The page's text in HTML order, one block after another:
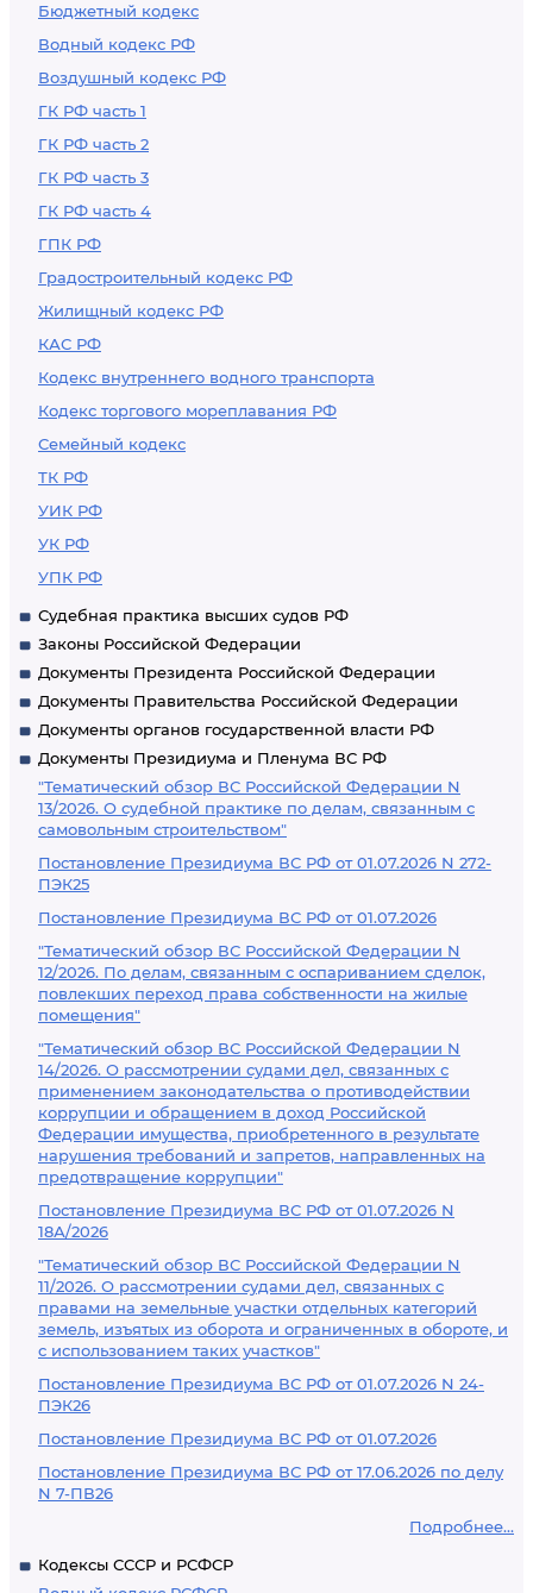
Бюджетный кодекс
Водный кодекс РФ
Воздушный кодекс РФ
ГК РФ часть 1
ГК РФ часть 2
ГК РФ часть 3
ГК РФ часть 4
ГПК РФ
Градостроительный кодекс РФ
Жилищный кодекс РФ
КАС РФ
Кодекс внутреннего водного транспорта
Кодекс торгового мореплавания РФ
Семейный кодекс
ТК РФ
УИК РФ
УК РФ
УПК РФ
Судебная практика высших судов РФ
Законы Российской Федерации
Документы Президента Российской Федерации
Документы Правительства Российской Федерации
Документы органов государственной власти РФ
Документы Президиума и Пленума ВС РФ
"Тематический обзор ВС Российской Федерации N
13/2026. О судебной практике по делам, связанным с
самовольным строительством"
Постановление Президиума ВС РФ от 01.07.2026 N 272-
ПЭК25
Постановление Президиума ВС РФ от 01.07.2026
"Тематический обзор ВС Российской Федерации N
12/2026. По делам, связанным с оспариванием сделок,
повлекших переход права собственности на жилые
помещения"
"Тематический обзор ВС Российской Федерации N
14/2026. О рассмотрении судами дел, связанных с
применением законодательства о противодействии
коррупции и обращением в доход Российской
Федерации имущества, приобретенного в результате
нарушения требований и запретов, направленных на
предотвращение коррупции"
Постановление Президиума ВС РФ от 01.07.2026 N
18А/2026
"Тематический обзор ВС Российской Федерации N
11/2026. О рассмотрении судами дел, связанных с
правами на земельные участки отдельных категорий
земель, изъятых из оборота и ограниченных в обороте, и
с использованием таких участков"
Постановление Президиума ВС РФ от 01.07.2026 N 24-
ПЭК26
Постановление Президиума ВС РФ от 01.07.2026
Постановление Президиума ВС РФ от 17.06.2026 по делу
N 7-ПВ26
Подробнее...
Кодексы СССР и РСФСР